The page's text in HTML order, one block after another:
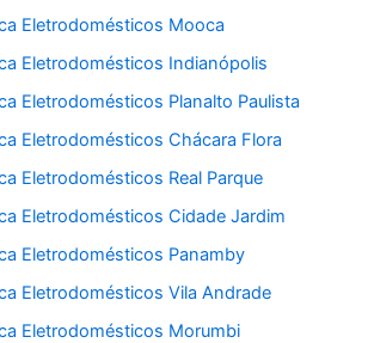
Eletrodomésticos Mooca
Eletrodomésticos Indianópolis
Eletrodomésticos Planalto Paulista
Eletrodomésticos Chácara Flora
Eletrodomésticos Real Parque
Eletrodomésticos Cidade Jardim
Eletrodomésticos Panamby
Eletrodomésticos Vila Andrade
Eletrodomésticos Morumbi